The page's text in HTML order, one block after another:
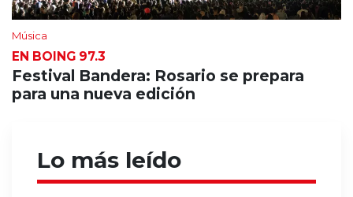
Música
EN BOING 97.3
Festival Bandera: Rosario se prepara
para una nueva edición
Lo más leído